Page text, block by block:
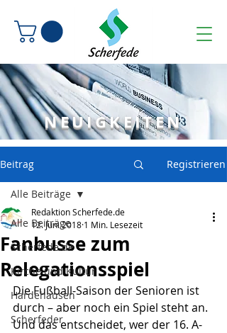
NEUIGKEITEN
Beitrag Registrieren
Alle Beiträge
Scherfede.de
Kirche und Kultur
Hardehausen
Scherfeder
Alle Beiträge
Fanbusse zum
Relegationsspiel
Redaktion Scherfede.de
12. Juni 2018 1 Min. Lesezeit
Die Fußball-Saison der Senioren ist
durch – aber noch ein Spiel steht an.
Und das entscheidet, wer der 16. A-